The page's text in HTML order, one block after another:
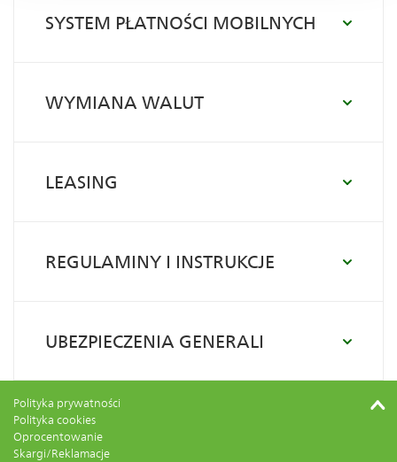
SYSTEM PŁATNOŚCI MOBILNYCH
WYMIANA WALUT
LEASING
REGULAMINY I INSTRUKCJE
UBEZPIECZENIA GENERALI
Polityka prywatności
Polityka cookies
Oprocentowanie
Skargi/Reklamacje